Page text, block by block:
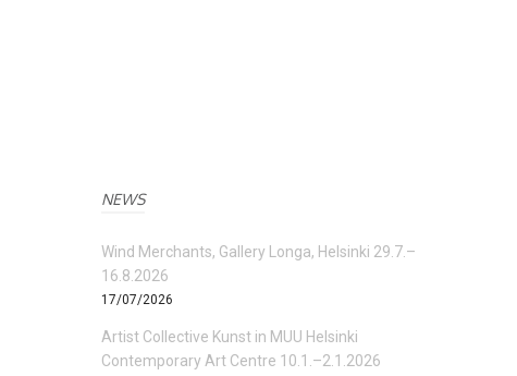
NEWS
Wind Merchants, Gallery Longa, Helsinki 29.7.–
16.8.2026
17/07/2026
Artist Collective Kunst in MUU Helsinki
Contemporary Art Centre 10.1.–2.1.2026